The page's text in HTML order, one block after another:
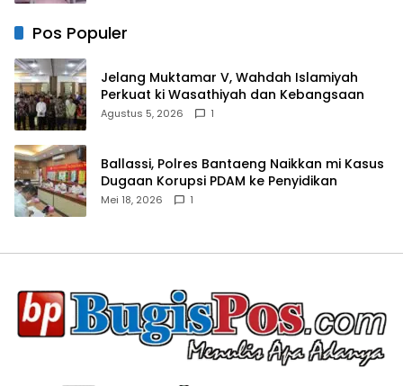
Pos Populer
Jelang Muktamar V, Wahdah Islamiyah
Perkuat ki Wasathiyah dan Kebangsaan
Agustus 5, 2026 1
Ballassi, Polres Bantaeng Naikkan mi Kasus
Dugaan Korupsi PDAM ke Penyidikan
Mei 18, 2026 1